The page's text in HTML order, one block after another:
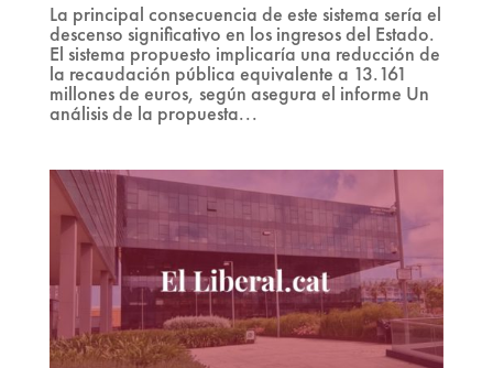
La principal consecuencia de este sistema sería el
descenso significativo en los ingresos del Estado.
El sistema propuesto implicaría una reducción de
la recaudación pública equivalente a 13.161
millones de euros, según asegura el informe Un
análisis de la propuesta...